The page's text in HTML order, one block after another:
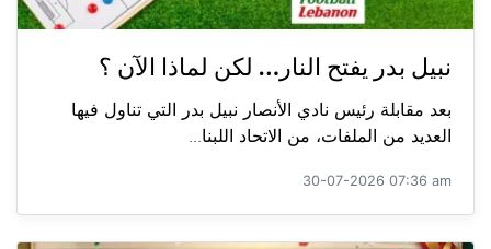
نبيل بدر يفتح النار… لكن لماذا الآن ؟
بعد مقابلة رئيس نادي الأنصار نبيل بدر التي تناول فيها
العديد من الملفات، من الاتحاد اللبنا...
30-07-2026 07:36 am